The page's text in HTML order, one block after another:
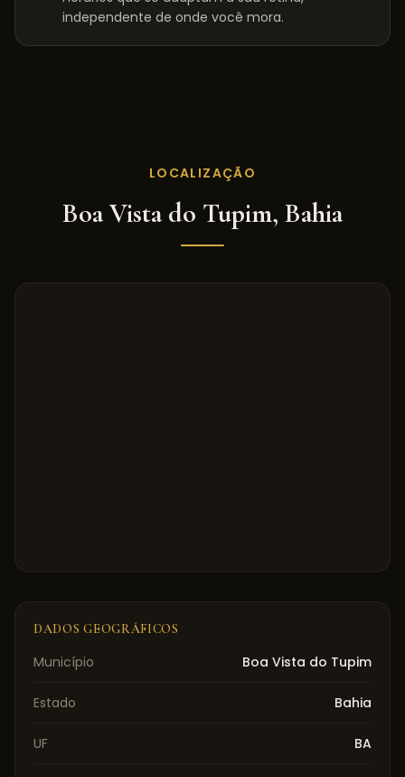
independente de onde você mora.
LOCALIZAÇÃO
Boa Vista do Tupim, Bahia
DADOS GEOGRÁFICOS
Município Boa Vista do Tupim
Estado Bahia
UF BA